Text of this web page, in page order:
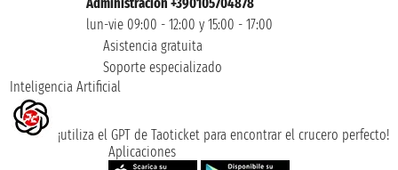
lun-vie 09:00 - 12:00 y 15:00 - 17:00
Asistencia gratuita
Soporte especializado
Inteligencia Artificial
¡utiliza el GPT de Taoticket para encontrar el crucero perfecto!
Aplicaciones